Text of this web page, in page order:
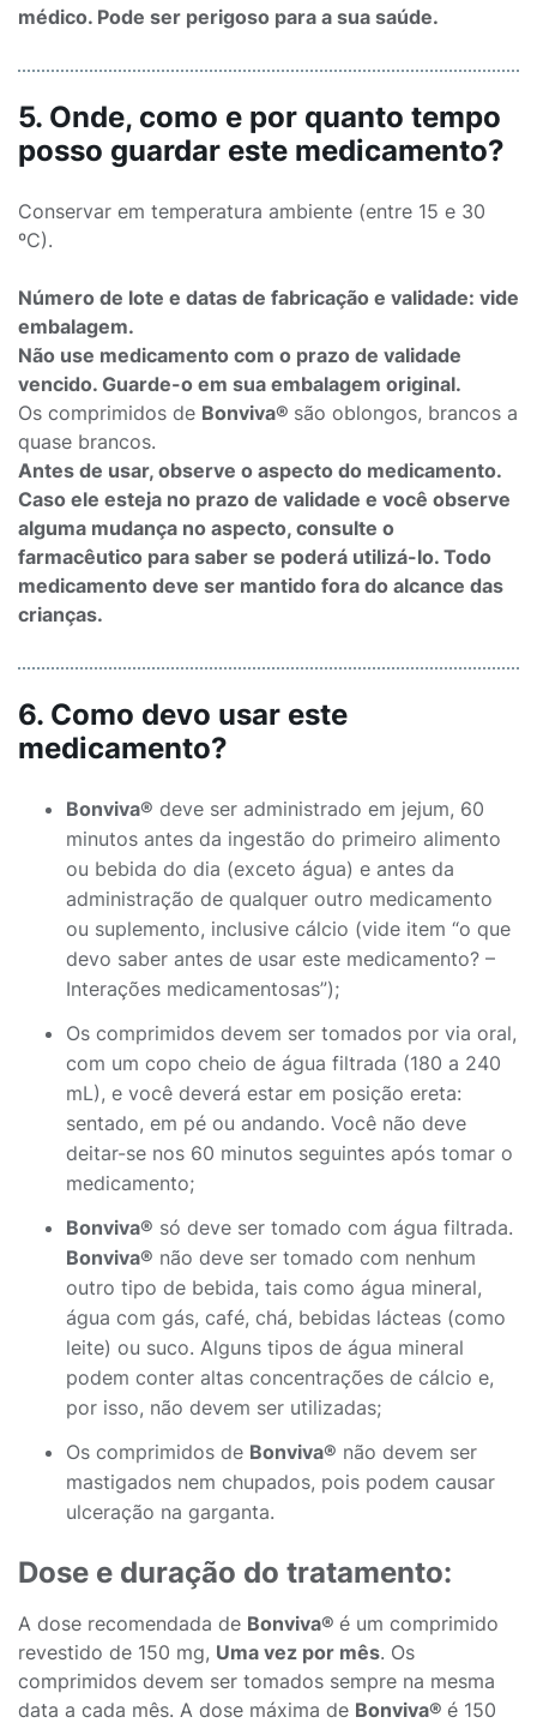
médico. Pode ser perigoso para a sua saúde.
5. Onde, como e por quanto tempo
posso guardar este medicamento?
Conservar em temperatura ambiente (entre 15 e 30
ºC).
Número de lote e datas de fabricação e validade: vide
embalagem.
Não use medicamento com o prazo de validade
vencido. Guarde-o em sua embalagem original.
Os comprimidos de Bonviva® são oblongos, brancos a
quase brancos.
Antes de usar, observe o aspecto do medicamento.
Caso ele esteja no prazo de validade e você observe
alguma mudança no aspecto, consulte o
farmacêutico para saber se poderá utilizá-lo. Todo
medicamento deve ser mantido fora do alcance das
crianças.
6. Como devo usar este
medicamento?
Bonviva® deve ser administrado em jejum, 60
minutos antes da ingestão do primeiro alimento
ou bebida do dia (exceto água) e antes da
administração de qualquer outro medicamento
ou suplemento, inclusive cálcio (vide item “o que
devo saber antes de usar este medicamento? –
Interações medicamentosas”);
Os comprimidos devem ser tomados por via oral,
com um copo cheio de água filtrada (180 a 240
mL), e você deverá estar em posição ereta:
sentado, em pé ou andando. Você não deve
deitar-se nos 60 minutos seguintes após tomar o
medicamento;
Bonviva® só deve ser tomado com água filtrada.
Bonviva® não deve ser tomado com nenhum
outro tipo de bebida, tais como água mineral,
água com gás, café, chá, bebidas lácteas (como
leite) ou suco. Alguns tipos de água mineral
podem conter altas concentrações de cálcio e,
por isso, não devem ser utilizadas;
Os comprimidos de Bonviva® não devem ser
mastigados nem chupados, pois podem causar
ulceração na garganta.
Dose e duração do tratamento:
A dose recomendada de Bonviva® é um comprimido
revestido de 150 mg, Uma vez por mês. Os
comprimidos devem ser tomados sempre na mesma
data a cada mês. A dose máxima de Bonviva® é 150